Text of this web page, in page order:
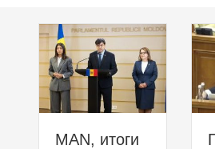
MAN, итоги